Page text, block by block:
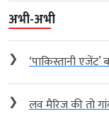
अभी-अभी
❯ ‘पाकिस्तानी
❯ लव मैरिज की तो